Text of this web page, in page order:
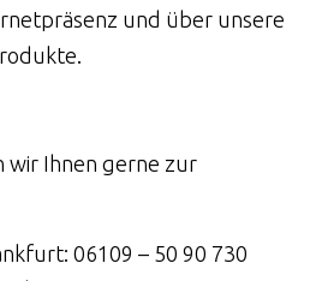
und über unsere
wir Ihnen gerne zur
06109 – 50 90 730